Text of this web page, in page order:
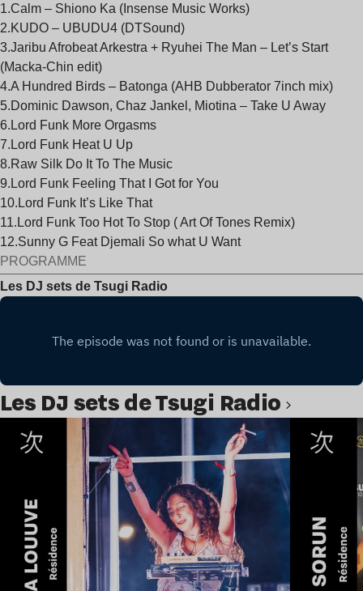
1.Calm – Shiono Ka (Insense Music Works)
2.KUDO – UBUDU4 (DTSound)
3.Jaribu Afrobeat Arkestra + Ryuhei The Man – Let’s Start
(Macka-Chin edit)
4.A Hundred Birds – Batonga (AHB Dubberator 7inch mix)
5.Dominic Dawson, Chaz Jankel, Miotina – Take U Away
6.Lord Funk More Orgasms
7.Lord Funk Heat U Up
8.Raw Silk Do It To The Music
9.Lord Funk Feeling That I Got for You
10.Lord Funk It’s Like That
11.Lord Funk Too Hot To Stop ( Art Of Tones Remix)
12.Sunny G Feat Djemali So what U Want
PROGRAMME
Les DJ sets de Tsugi Radio
Les DJ sets de Tsugi Radio
Lire l’article